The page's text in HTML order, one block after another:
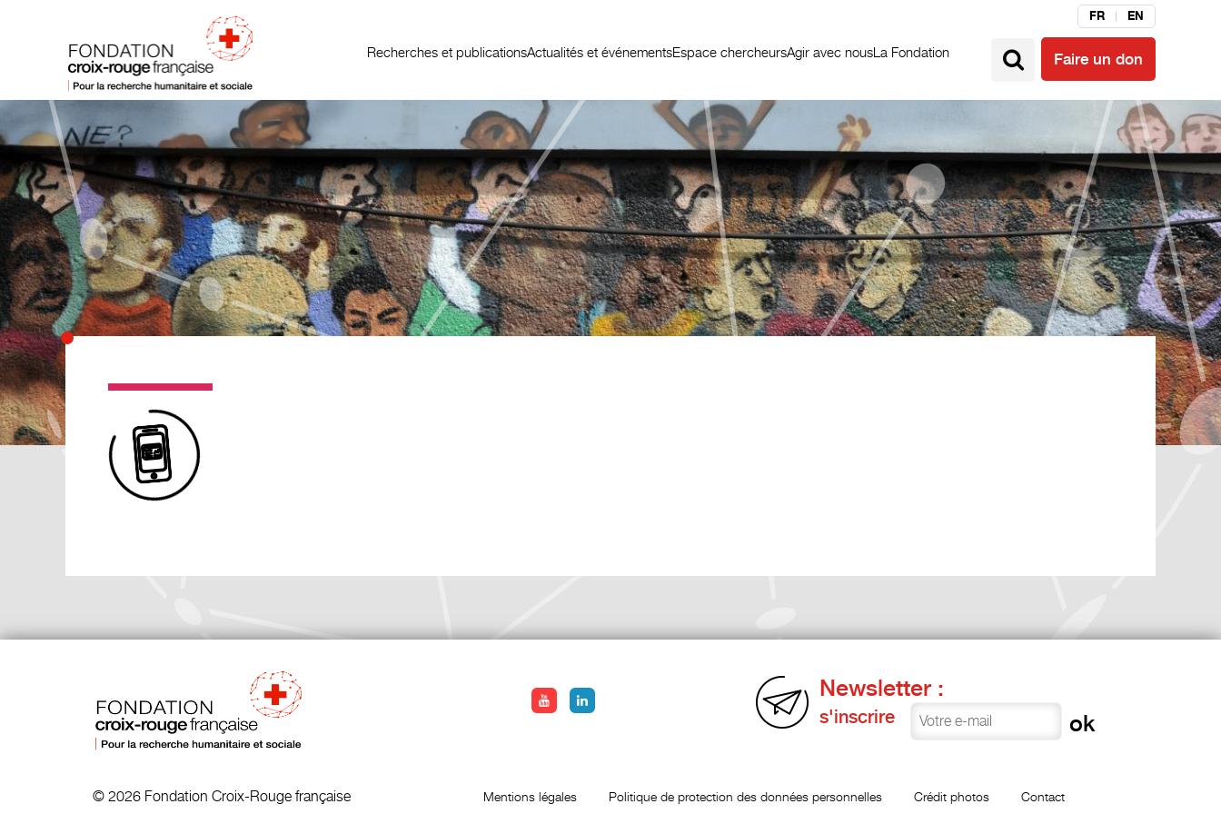
FR EN
Recherches et publicationsActualités et événementsEspace chercheursAgir avec nousLa Fondation Faire un don
Newsletter :
s'inscrire
© 2026 Fondation Croix-Rouge française Mentions légales Politique de protection des données personnelles Crédit photos Contact